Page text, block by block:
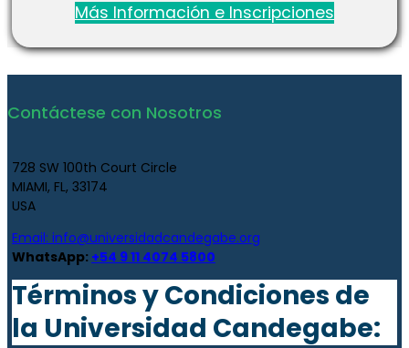
Más Información e Inscripciones
Contáctese con Nosotros
728 SW 100th Court Circle
MIAMI, FL, 33174
USA
Email: info@universidadcandegabe.org
WhatsApp: +54 9 11 4074 5800
Términos y Condiciones de
la Universidad Candegabe: